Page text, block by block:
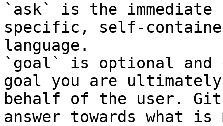
`ask` is the
specific, self-
language.
`goal` is optional and
goal you are
behalf of the user.
answer towards what